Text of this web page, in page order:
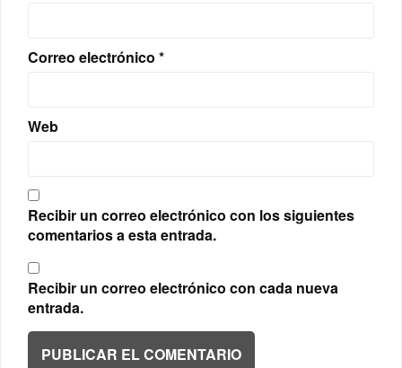
Correo electrónico *
Web
Recibir un correo electrónico con los siguientes
comentarios a esta entrada.
Recibir un correo electrónico con cada nueva
entrada.